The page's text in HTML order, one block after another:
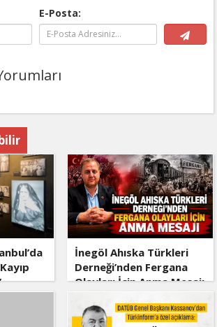
E-Posta:
katıldı
İnegöl Ahıska Türkleri
Derneği’nden Fergana
Olayları İçin Anma Mesajı